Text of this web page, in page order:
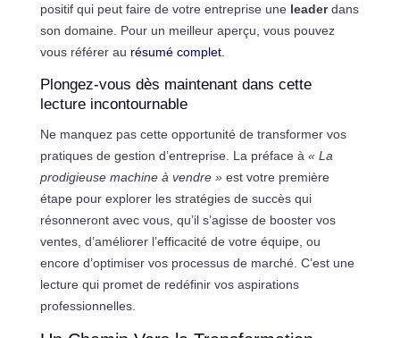
positif qui peut faire de votre entreprise une leaderdans
son domaine. Pour un meilleur aperçu, vous pouvez
vous référer au résumé complet.
Plongez-vous dès maintenant dans cette
lecture incontournable
Ne manquez pas cette opportunité de transformer vos
pratiques de gestion d’entreprise. La préface à « La
prodigieuse machine à vendre »est votre première
étape pour explorer les stratégies de succès qui
résonneront avec vous, qu’il s’agisse de booster vos
ventes, d’améliorer l’efficacité de votre équipe, ou
encore d’optimiser vos processus de marché. C’est une
lecture qui promet de redéfinir vos aspirations
professionnelles.